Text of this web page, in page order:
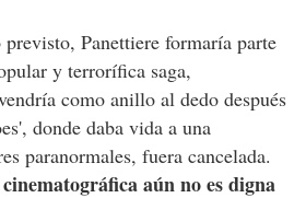
Panettiere formaría parte
y terrorífica saga,
como anillo al dedo después
donde daba vida a una
paranormales, fuera cancelada.
aún no es digna